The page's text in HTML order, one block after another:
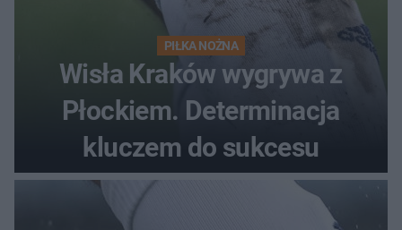
PIŁKA NOŻNA
Wisła Kraków wygrywa z
Płockiem. Determinacja
kluczem do sukcesu